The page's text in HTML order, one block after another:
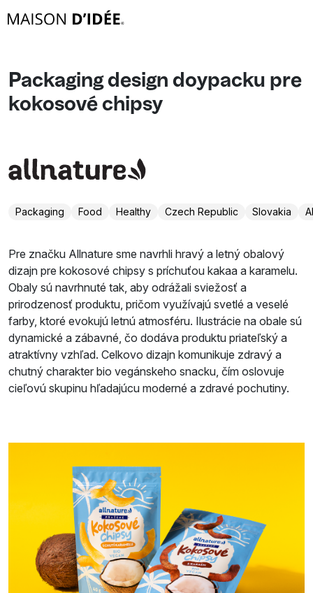
Packaging design doypacku pre
kokosové chipsy
Packaging Food Healthy Czech Republic Slovakia
Pre značku Allnature sme navrhli hravý a letný obalový
dizajn pre kokosové chipsy s príchuťou kakaa a karamelu.
Obaly sú navrhnuté tak, aby odrážali sviežosť a
prirodzenosť produktu, pričom využívajú svetlé a veselé
farby, ktoré evokujú letnú atmosféru. Ilustrácie na obale sú
dynamické a zábavné, čo dodáva produktu priateľský a
atraktívny vzhľad. Celkovo dizajn komunikuje zdravý a
chutný charakter bio vegánskeho snacku, čím oslovuje
cieľovú skupinu hľadajúcu moderné a zdravé pochutiny.